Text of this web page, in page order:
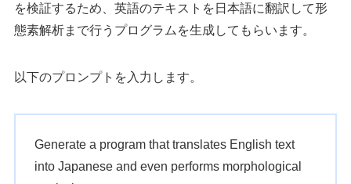
を検証するため、英語のテキストを日本語に翻訳して形
態素解析まで行うプログラムを生成してもらいます。
以下のプロンプトを入力します。
Generate a program that translates English text
into Japanese and even performs morphological